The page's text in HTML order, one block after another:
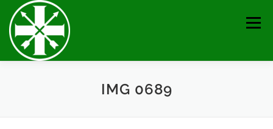
Inhalt
springen
Menü
TERMINE BRUDERSCHAFT
IMG 0689